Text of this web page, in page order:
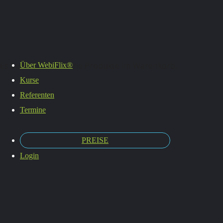
Es befinden sich keine Produkte im Warenkorb.
Über WebiFlix®
Kurse
Referenten
Termine
PREISE
Login
My
account